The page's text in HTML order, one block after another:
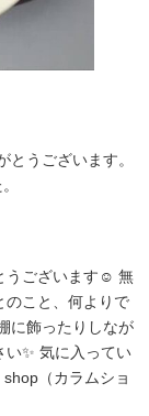
うございます。
うございます☺️ 無
のこと、何よりで
に飾ったりしなが
い✨ 気に入ってい
（カラムショ